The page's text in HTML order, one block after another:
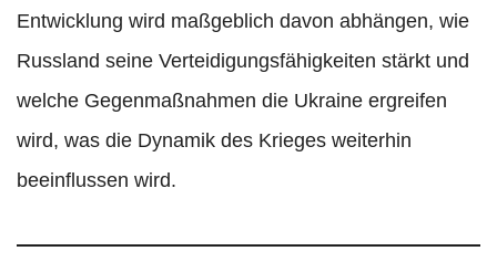
Entwicklung wird maßgeblich davon abhängen, wie
Russland seine Verteidigungsfähigkeiten stärkt und
welche Gegenmaßnahmen die Ukraine ergreifen
wird, was die Dynamik des Krieges weiterhin
beeinflussen wird.